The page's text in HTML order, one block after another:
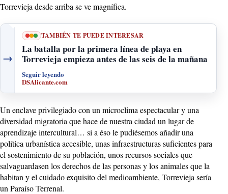
Torrevieja desde arriba se ve magnífica.
→
TAMBIÉN TE PUEDE INTERESAR
La batalla por la primera línea de playa en
Torrevieja empieza antes de las seis de la mañana
Seguir leyendo
DSAlicante.com
Un enclave privilegiado con un microclima espectacular y una
diversidad migratoria que hace de nuestra ciudad un lugar de
aprendizaje intercultural… si a éso le pudiésemos añadir una
política urbanística accesible, unas infraestructuras suficientes para
el sostenimiento de su población, unos recursos sociales que
salvaguardasen los derechos de las personas y los animales que la
habitan y el cuidado exquisito del medioambiente, Torrevieja sería
un Paraíso Terrenal.